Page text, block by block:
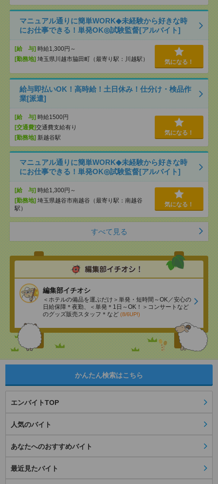
マニュアル通りに簡単WORK◆未経験から好きな時
にお仕事できる！単発OK◎試験監督[アルバイト]
[給 与] 時給1,300円～
[勤務地] 埼玉県川越市脇田町（最寄り駅：川越駅） 気になる！
給与即払いOK！高時給！土日休み！仕分け・検品作
業[派遣]
[給 与] 時給1500円
[交通費]交通費支給有り
[勤務地] 新越谷駅
気になる！
マニュアル通りに簡単WORK◆未経験から好きな時
にお仕事できる！単発OK◎試験監督[アルバイト]
[給 与] 時給1,300円～
[勤務地] 埼玉県越谷市南越谷（最寄り駅：南越谷
駅）
気になる！
すべて見る
編集部イチオシ
＜ホテルの備品を運ぶだけ＞単発・短時間～OK／安心の
日給保障＊夜勤、＜単発＊1日～OK！＞コンサートなど
のグッズ販売スタッフ＊など (8/6UP!)
かんたん検索はこちら
エンバイトTOP
人気のバイト
あなたへのおすすめバイト
最近見たバイト